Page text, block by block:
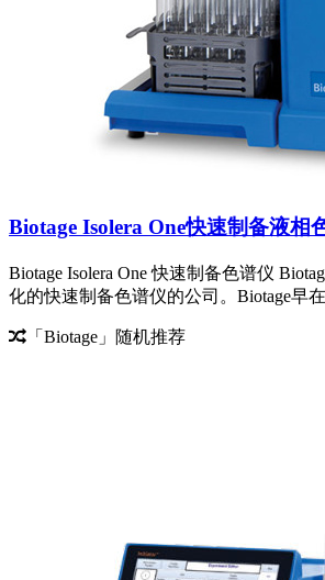
Biotage Isolera One快速制备液相
Biotage Isolera One 快速制备色谱仪
化的快速制备色谱仪的公司。Biotage早
「Biotage」随机推荐